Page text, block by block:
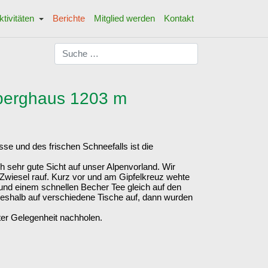
Berichte Mitglied werden Kontakt
Suchen
1203 m
und des frischen Schneefalls ist die
sehr gute Sicht auf unser Alpenvorland. Wir
rauf. Kurz vor und am Gipfelkreuz wehte
einem schnellen Becher Tee gleich auf den
auf verschiedene Tische auf, dann wurden
Gelegenheit nachholen.